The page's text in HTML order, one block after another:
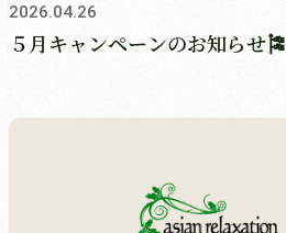
2026.04.26
５月キャンペーンのお知らせ🎏